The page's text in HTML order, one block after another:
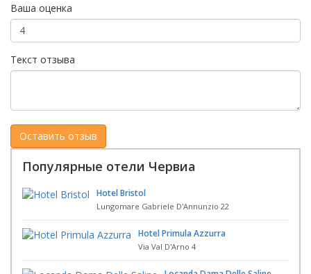
Ваша оценка
Текст отзыва
Популярные отели Червиа
Hotel Bristol
Lungomare Gabriele D'Annunzio 22
Hotel Primula Azzurra
Via Val D'Arno 4